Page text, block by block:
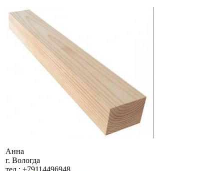
Анна
г. Вологда
тел.: +79114496948